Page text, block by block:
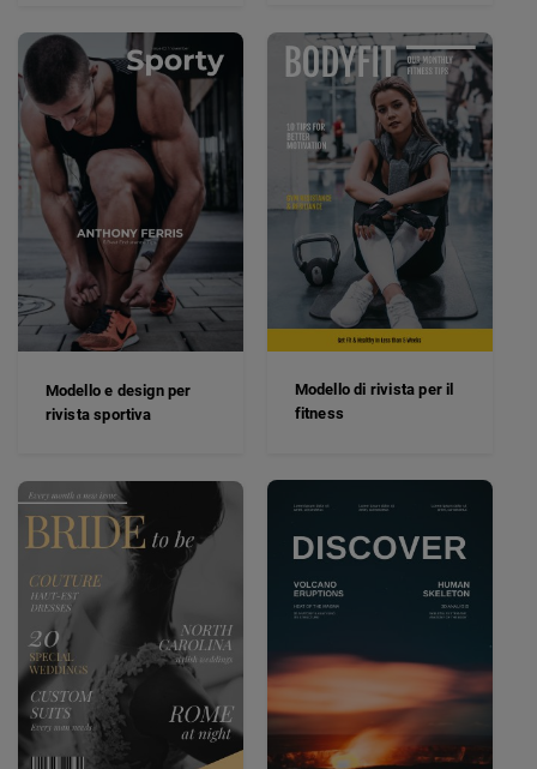
Modello di rivista per il
fitness
Modello e design per
rivista sportiva